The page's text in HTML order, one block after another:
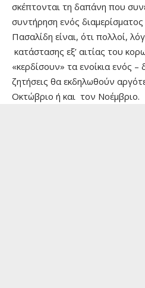
σκέπτονται τη δαπάνη που
συντήρηση ενός διαμερίσματος
Πασαλίδη είναι, ότι πολλοί,
κατάστασης εξ’ αιτίας του
«κερδίσουν» τα ενοίκια ενός
ζητήσεις θα εκδηλωθούν
Οκτώβριο ή και τον Νοέμβριο.